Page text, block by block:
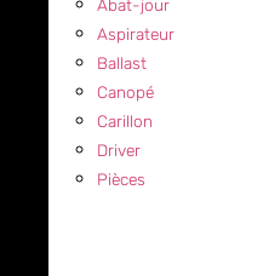
Abat-jour
Aspirateur
Ballast
Canopé
Carillon
Driver
Pièces